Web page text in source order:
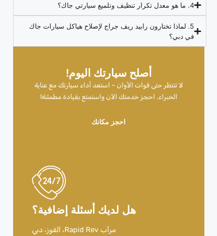
أصلح سيارتك اليوم!
لا تنتظر حتى فوات الأوان – استعد أداء سيارتك مع عناية
الخبراء. احجز خدمتك الآن واستمتع بقيادة مطمئنة!
احجز مكانك
هل لديك أسئلة إضافية؟
مرآب Rapid Rev، القوز، دبي
4. ما هو معدل تكرار تنظيف وتلميع سيارتي جاك؟
5. لماذا تختارون رابيد ريف جراج لإصلاح هياكل سيارات جاك
في دبي؟